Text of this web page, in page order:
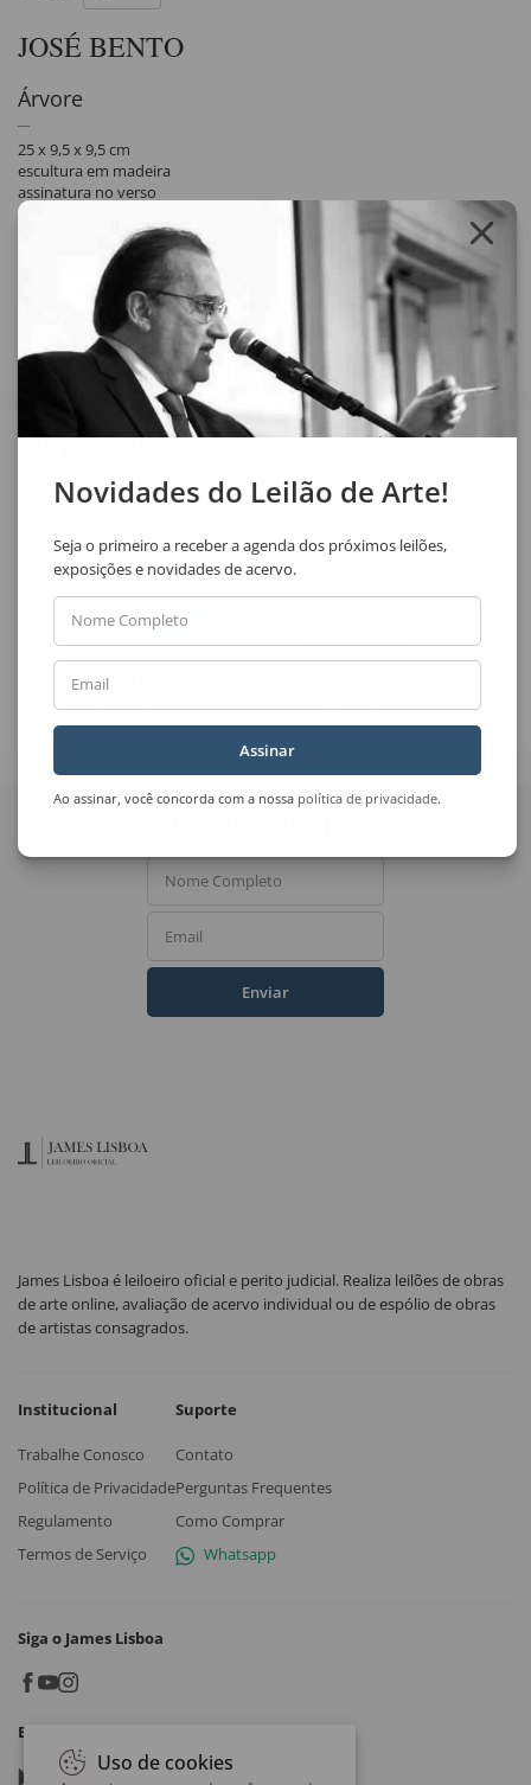
JOSÉ BENTO
Árvore
25 x 9,5 x 9,5 cm
escultura em madeira
assinatura no verso
Compartilhar
Veja também
Emanoel Araújo
Novidades do Leilão de Arte!
Seja o primeiro a receber a agenda dos próximos leilões,
exposições e novidades de acervo.
Nome Completo
Email
Assinar
Ao assinar, você concorda com a nossa política de privacidade.
Quer receber novidades
Nome Completo
Email
Enviar
James Lisboa é leiloeiro oficial e perito judicial. Realiza leilões de obras
de arte online, avaliação de acervo individual ou de espólio de obras
de artistas consagrados.
Institucional
Trabalhe Conosco
Política de Privacidade
Regulamento
Termos de Serviço
Suporte
Contato
Perguntas Frequentes
Como Comprar
Whatsapp
Siga o James Lisboa
Baixe o App
Google play
Uso de cookies